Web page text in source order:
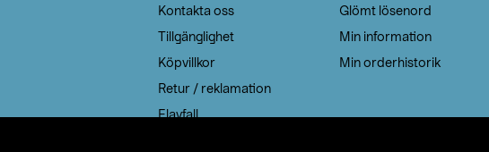
Kontakta oss
Tillgänglighet
Köpvillkor
Retur / reklamation
Elavfall
Glömt lösenord
Min information
Min orderhistorik